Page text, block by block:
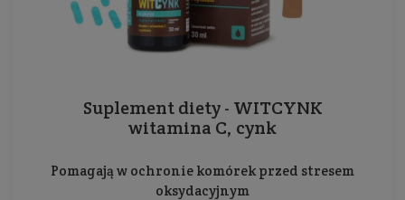
Suplement diety - WITCYNK
witamina C, cynk
Pomagają w ochronie komórek przed stresem
oksydacyjnym